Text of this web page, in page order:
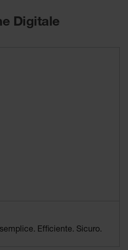
Digitale
Efficiente. Sicuro.